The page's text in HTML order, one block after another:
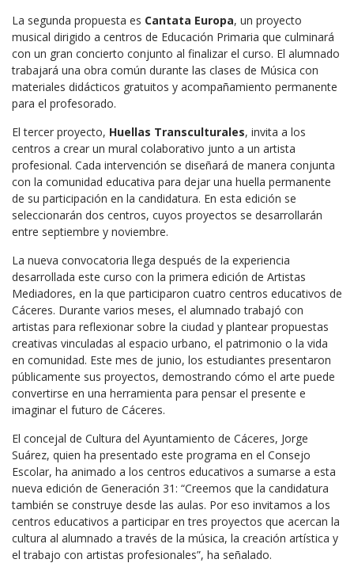
La segunda propuesta es Cantata Europa, un proyecto
musical dirigido a centros de Educación Primaria que culminará
con un gran concierto conjunto al finalizar el curso. El alumnado
trabajará una obra común durante las clases de Música con
materiales didácticos gratuitos y acompañamiento permanente
para el profesorado.
El tercer proyecto, Huellas Transculturales, invita a los
centros a crear un mural colaborativo junto a un artista
profesional. Cada intervención se diseñará de manera conjunta
con la comunidad educativa para dejar una huella permanente
de su participación en la candidatura. En esta edición se
seleccionarán dos centros, cuyos proyectos se desarrollarán
entre septiembre y noviembre.
La nueva convocatoria llega después de la experiencia
desarrollada este curso con la primera edición de Artistas
Mediadores, en la que participaron cuatro centros educativos de
Cáceres. Durante varios meses, el alumnado trabajó con
artistas para reflexionar sobre la ciudad y plantear propuestas
creativas vinculadas al espacio urbano, el patrimonio o la vida
en comunidad. Este mes de junio, los estudiantes presentaron
públicamente sus proyectos, demostrando cómo el arte puede
convertirse en una herramienta para pensar el presente e
imaginar el futuro de Cáceres.
El concejal de Cultura del Ayuntamiento de Cáceres, Jorge
Suárez, quien ha presentado este programa en el Consejo
Escolar, ha animado a los centros educativos a sumarse a esta
nueva edición de Generación 31: “Creemos que la candidatura
también se construye desde las aulas. Por eso invitamos a los
centros educativos a participar en tres proyectos que acercan la
cultura al alumnado a través de la música, la creación artística y
el trabajo con artistas profesionales”, ha señalado.